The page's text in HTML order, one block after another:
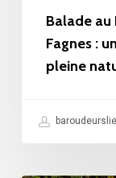
boucle
dépaysante
nature
Balade au
Fagnes :
pleine